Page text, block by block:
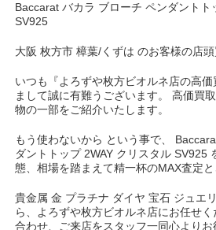
Baccarat バカラ ブローチ ペンダントト
SV925
大阪 枚方市 樟葉/くずは のお客様の店
いつも『よろずや枚方ビオルネ店の高
まして誠に有難うございます。 高価買
物の一部をご紹介いたします。
もう使わないから という事で、
ダントトップ 2WAY クリスタル SV925
態、相場を踏まえて精一杯のMAX査定
貴金属 金 プラチナ ダイヤ 宝石 ジュエ
ら、よろずや枚方ビオルネ店にお任せ
合わせ、ご来店をスタッフ一同心よりお